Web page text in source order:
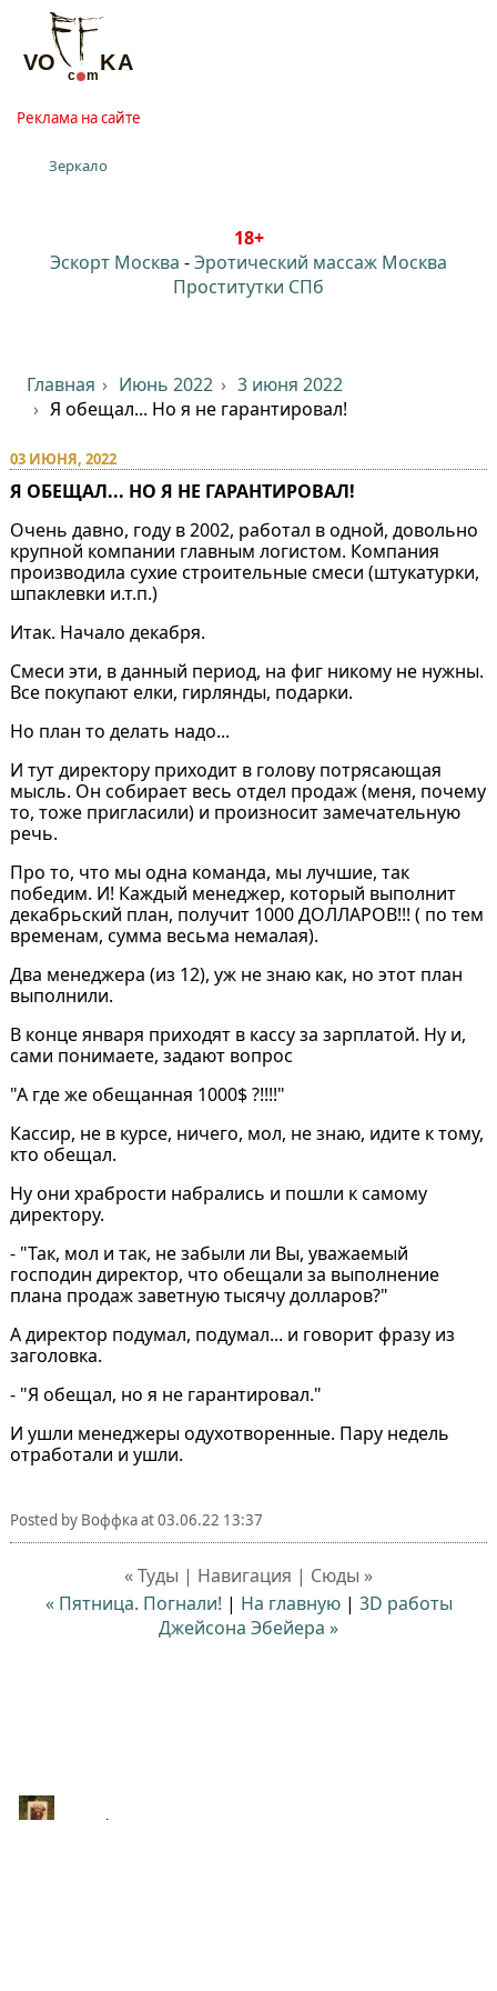
Реклама на сайте
Зеркало
18+
Эскорт Москва -Эротический массаж Москва
Проститутки СПб
Главная Июнь 2022
3 июня 2022
Я обещал... Но я не гарантировал!⁠⁠
03 ИЮНЯ, 2022
Я ОБЕЩАЛ... НО Я НЕ ГАРАНТИРОВАЛ!⁠⁠
Очень давно, году в 2002, работал в одной, довольно
крупной компании главным логистом. Компания
производила сухие строительные смеси (штукатурки,
шпаклевки и.т.п.)
Итак. Начало декабря.
Смеси эти, в данный период, на фиг никому не нужны.
Все покупают елки, гирлянды, подарки.
Но план то делать надо...
И тут директору приходит в голову потрясающая
мысль. Он собирает весь отдел продаж (меня, почему
то, тоже пригласили) и произносит замечательную
речь.
Про то, что мы одна команда, мы лучшие, так
победим. И! Каждый менеджер, который выполнит
декабрьский план, получит 1000 ДОЛЛАРОВ!!! ( по тем
временам, сумма весьма немалая).
Два менеджера (из 12), уж не знаю как, но этот план
выполнили.
В конце января приходят в кассу за зарплатой. Ну и,
сами понимаете, задают вопрос
"А где же обещанная 1000$ ?!!!!"
Кассир, не в курсе, ничего, мол, не знаю, идите к тому,
кто обещал.
Ну они храбрости набрались и пошли к самому
директору.
- "Так, мол и так, не забыли ли Вы, уважаемый
господин директор, что обещали за выполнение
плана продаж заветную тысячу долларов?"
А директор подумал, подумал... и говорит фразу из
заголовка.
- "Я обещал, но я не гарантировал."
И ушли менеджеры одухотворенные. Пару недель
отработали и ушли.
Posted by Воффкаat03.06.22 13:37
« Туды | Навигация | Сюды »
« Пятница. Погнали! | На главную| 3D работы
Джейсона Эбейера »